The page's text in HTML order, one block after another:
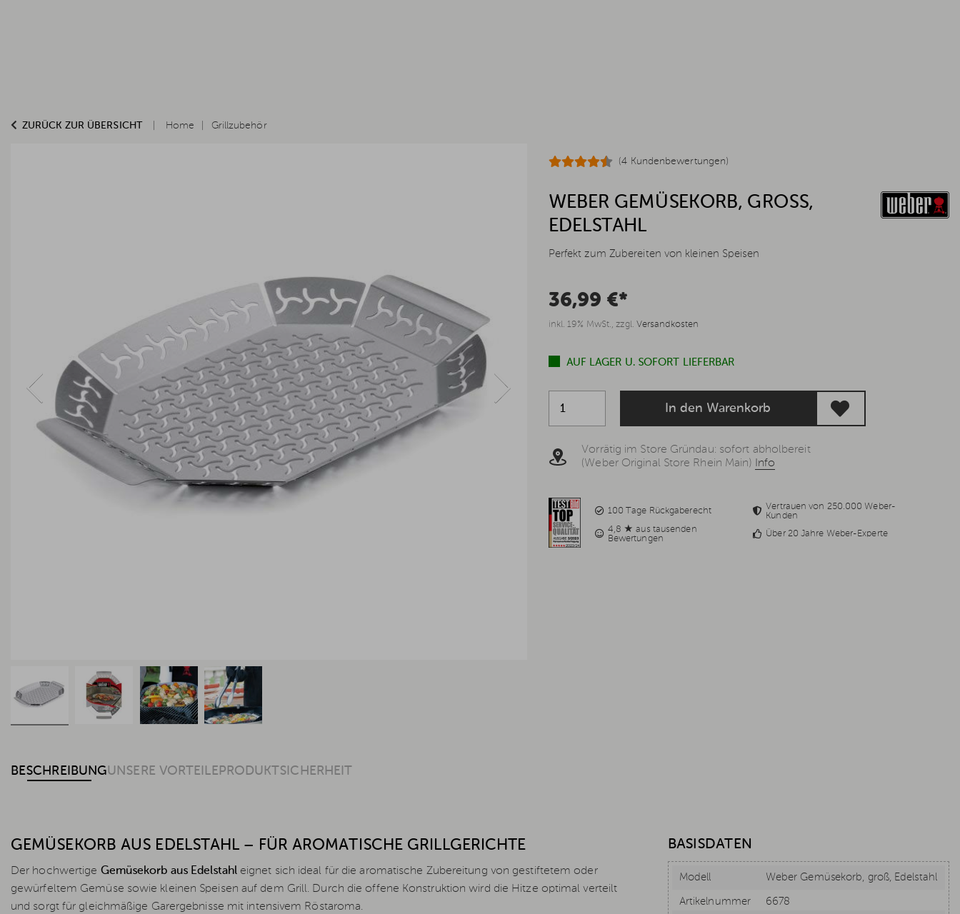
ZURÜCK ZUR ÜBERSICHT Home Grillzubehör
(4 Kundenbewertungen)
WEBER GEMÜSEKORB, GROSS, E
DELSTAHL
Perfekt zum Zubereiten von kleinen Speisen
36,99 €*
inkl. 19% MwSt., zzgl. Versandkosten
AUF LAGER U. SOFORT LIEFERBAR
In den Warenkorb
Vorrätig im Store Gründau: sofort abholbereit
(Weber Original Store Rhein Main)
Info
100 Tage Rückgaberecht
Vertrauen von 250.000 Weber-
Kunden
4,8 ★ aus tausenden
Bewertungen
Über 20 Jahre Weber-Experte
BESCHREIBUNGUNSERE VORTEILE PRODUKTSICHERHEIT
GEMÜSEKORB AUS EDELSTAHL – FÜR AROMATISCHE GRILLGERICHTE
Der hochwertige Gemüsekorb aus Edelstahleignet sich ideal für die aromatische Zubereitung von gestiftetem oder
gewürfeltem Gemüse sowie kleinen Speisen auf dem Grill. Durch die offene Konstruktion wird die Hitze optimal verteilt
und sorgt für gleichmäßige Garergebnisse mit intensivem Röstaroma.
BASISDATEN
Modell Weber Gemüsekorb, groß, Edelstahl
Artikelnummer
6678